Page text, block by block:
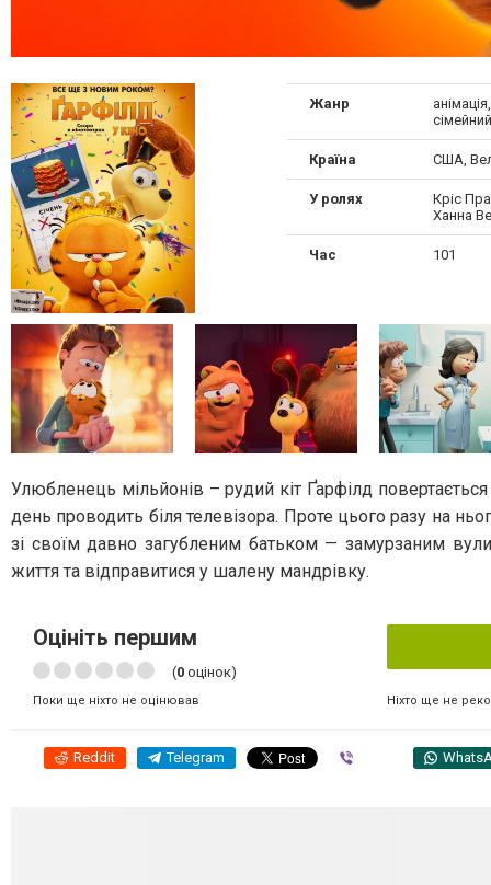
Жанр
сімейний
Країна США,
У ролях
Кріс
Ханна
Час 101
Улюбленець мільйонів – рудий кіт Ґарфілд
день проводить біля телевізора. Проте цього разу на
зі своїм давно загубленим батьком — замурзаним
життя та відправитися у шалену мандрівку.
Оцініть першим
(0 оцінок)
Поки ще ніхто не оцінював Ніхто ще не
Reddit Telegram